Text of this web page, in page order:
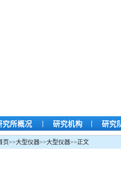
究所概况 | 研究机构 | 研究
页>>大型仪器>>大型仪器>>正文